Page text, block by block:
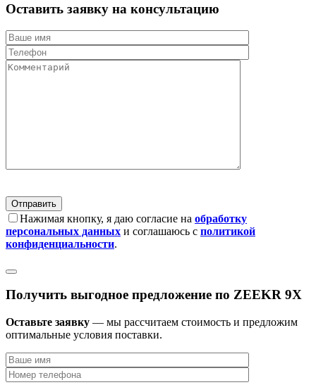
Оставить заявку на консультацию
Нажимая кнопку, я даю согласие на обработку
персональных данных и соглашаюсь с политикой
конфиденциальности.
Получить выгодное предложение по ZEEKR 9X
Оставьте заявку — мы рассчитаем стоимость и предложим
оптимальные условия поставки.